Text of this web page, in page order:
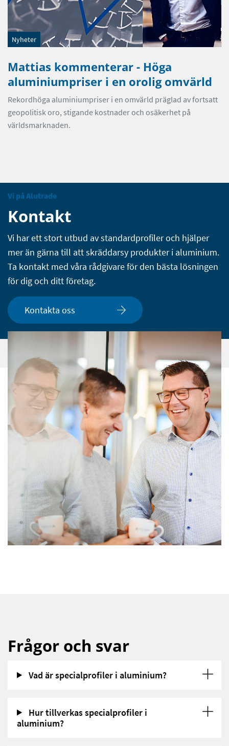
Nyheter
Mattias kommenterar - Höga
aluminiumpriser i en orolig omvärld
Rekordhöga aluminiumpriser i en omvärld präglad av fortsatt
geopolitisk oro, stigande kostnader och osäkerhet på
världsmarknaden.
Vi på Alutrade
Kontakt
Vi har ett stort utbud av standardprofiler och hjälper
mer än gärna till att skräddarsy produkter i aluminium.
Ta kontakt med våra rådgivare för den bästa lösningen
för dig och ditt företag.
Kontakta oss
Frågor och svar
Vad är specialprofiler i aluminium?
Hur tillverkas specialprofiler i
aluminium?